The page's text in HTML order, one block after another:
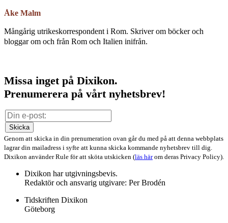
Åke Malm
Mångårig utrikeskorrespondent i Rom. Skriver om böcker och
bloggar om och från Rom och Italien inifrån.
Missa inget på Dixikon.
Prenumerera på vårt nyhetsbrev!
Skicka
Genom att skicka in din prenumeration ovan går du med på att denna webbplats
lagrar din mailadress i syfte att kunna skicka kommande nyhetsbrev till dig.
Dixikon använder Rule för att sköta utskicken (läs härom deras Privacy Policy).
Dixikon har utgivningsbevis.
Redaktör och ansvarig utgivare: Per Brodén
Tidskriften Dixikon
Göteborg